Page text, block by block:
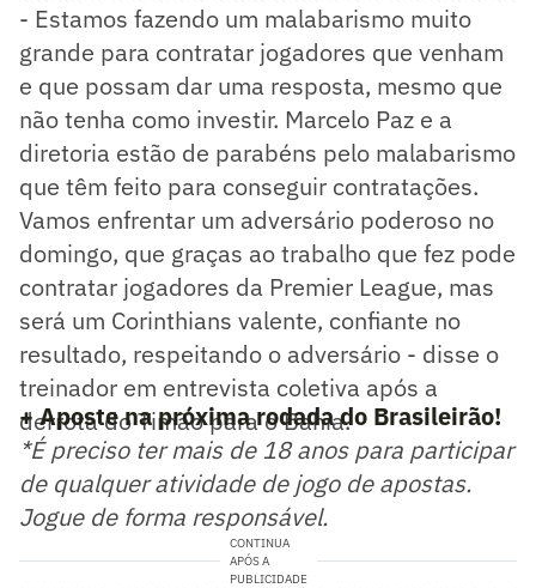
- Estamos fazendo um malabarismo muito
grande para contratar jogadores que venham
e que possam dar uma resposta, mesmo que
não tenha como investir. Marcelo Paz e a
diretoria estão de parabéns pelo malabarismo
que têm feito para conseguir contratações.
Vamos enfrentar um adversário poderoso no
domingo, que graças ao trabalho que fez pode
contratar jogadores da Premier League, mas
será um Corinthians valente, confiante no
resultado, respeitando o adversário - disse o
treinador em entrevista coletiva após a
derrota do Timão para o Bahia.
+ Aposte na próxima rodada do Brasileirão!
*É preciso ter mais de 18 anos para participar
de qualquer atividade de jogo de apostas.
Jogue de forma responsável.
CONTINUA
APÓS A
PUBLICIDADE